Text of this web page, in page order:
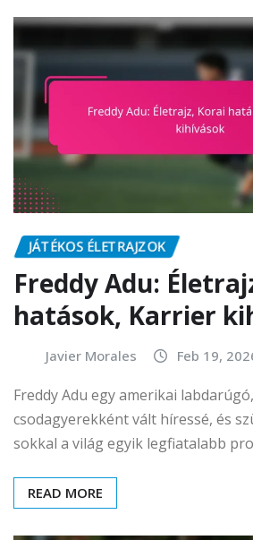
JÁTÉKOS ÉLETRAJZOK
Freddy Adu:
hatások, Karrier
Javier Morales Feb 19,
Freddy Adu egy amerikai
csodagyerekként vált híressé, és
sokkal a világ egyik legfiatalabb
READ MORE